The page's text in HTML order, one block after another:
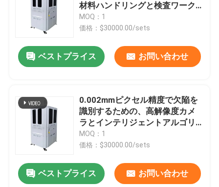
材料ハンドリングと検査ワーク
フローの実現
MOQ：1
価格：$30000.00/sets
ベストプライス お問い合わせ
0.002mmピクセル精度で欠陥を
識別するための、高解像度カメ
ラとインテリジェントアルゴリ
ズムを搭載したAOI検査機
MOQ：1
価格：$30000.00/sets
ベストプライス お問い合わせ